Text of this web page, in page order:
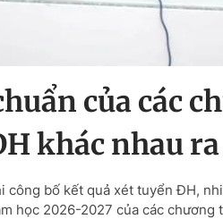
của các
khác nhau ra
công bố kết quả xét tuyển ĐH,
học 2026-2027 của các chương